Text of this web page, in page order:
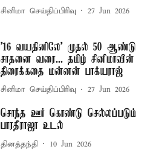
சினிமா செய்திப்பிரிவு 27 Jun 2026
'16 வயதினிலே' முதல் 50 ஆண்டு
சாதனை வரை... தமிழ் சினிமாவின்
திரைக்கதை மன்னன் பாக்யராஜ்
சினிமா செய்திப்பிரிவு 27 Jun 2026
சொந்த ஊர் கொண்டு செல்லப்படும்
பாரதிராஜா உடல்
தினத்தந்தி 10 Jun 2026